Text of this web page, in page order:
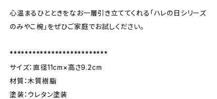
心温まるひとときをなお一層引き立ててくれる「ハレの日シリーズ
のみやこ椀」をぜひご家庭でお試しください。
**************************
サイズ：直径11cm×高さ9.2cm
材質：木質樹脂
塗装：ウレタン塗装